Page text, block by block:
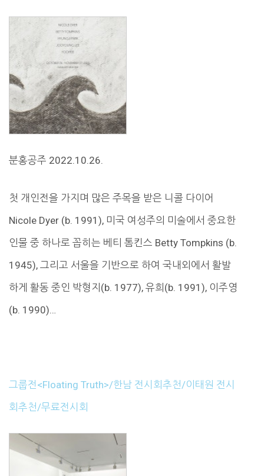
분홍공주 2022.10.26.
첫 개인전을 가지며 많은 주목을 받은 니콜 다이어
Nicole Dyer (b. 1991), 미국 여성주의 미술에서 중요한
인물 중 하나로 꼽히는 베티 톰킨스 Betty Tompkins (b.
1945), 그리고 서울을 기반으로 하여 국내외에서 활발
하게 활동 중인 박형지(b. 1977), 유희(b. 1991), 이주영
(b. 1990)…
그룹전<Floating Truth>/한남 전시회추천/이태원 전시
회추천/무료전시회